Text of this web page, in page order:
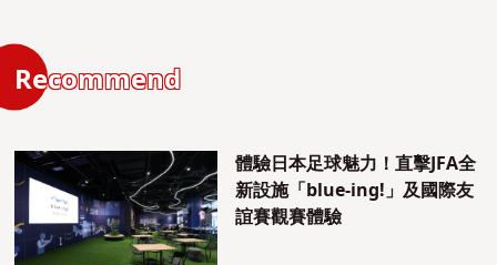
Recommend
體驗日本足球魅力！直擊JFA全
新設施「blue-ing!」及國際友
誼賽觀賽體驗